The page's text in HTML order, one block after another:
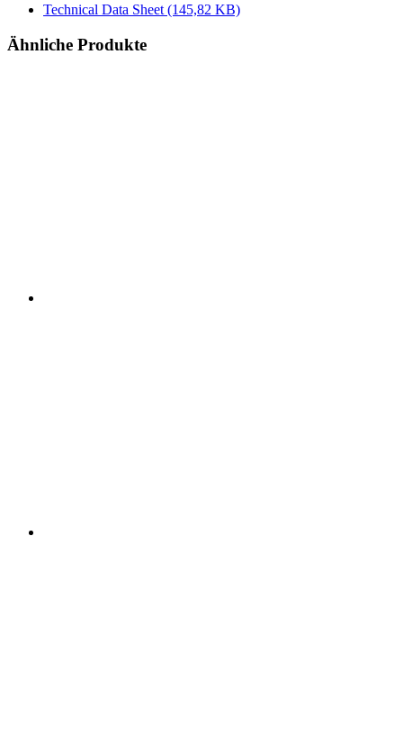
Technical Data Sheet (145,82 KB)
Ähnliche Produkte